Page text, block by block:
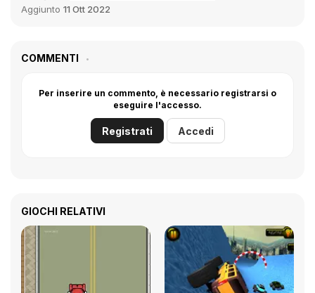
Aggiunto 11 Ott 2022
COMMENTI
Per inserire un commento, è necessario registrarsi o
eseguire l'accesso.
Registrati Accedi
GIOCHI RELATIVI